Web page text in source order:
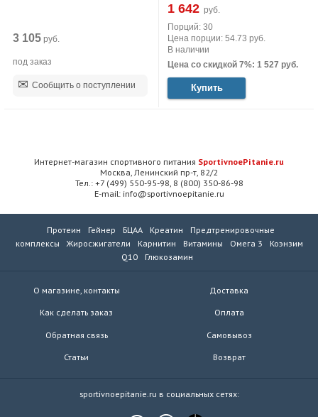
3 105руб.
под заказ
Сообщить о поступлении
1 642 руб.
Порций: 30
Цена порции: 54.73 руб.
В наличии
Цена со скидкой 7%: 1 527 руб.
Купить
Интернет-магазин спортивного питания SportivnoePitanie.ru
Москва, Ленинский пр-т, 82/2
Тел.: +7 (499) 550-95-98, 8 (800) 350-86-98
E-mail: info@sportivnoepitanie.ru
Протеин Гейнер БЦАА Креатин
Предтренировочные
комплексы
Жиросжигатели Карнитин Витамины Омега 3
Коэнзим
Q10
Глюкозамин
О магазине, контакты
Как сделать заказ
Обратная связь
Статьи
Доставка
Оплата
Самовывоз
Возврат
sportivnoepitanie.ru в социальных сетях: